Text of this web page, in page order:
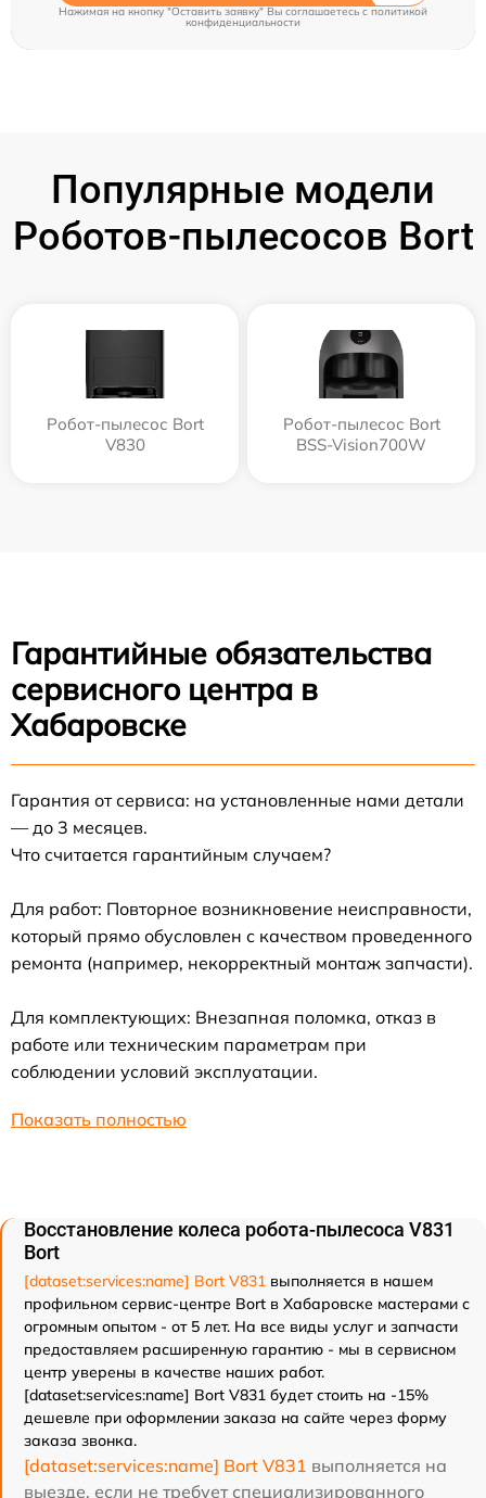
Нажимая на кнопку "Оставить заявку" Вы соглашаетесь cполитикой
конфиденциальности
Популярные модели
Роботов-пылесосов Bort
Робот-пылесос Bort
V830
Робот-пылесос Bort
BSS-Vision700W
Гарантийные обязательства
сервисного центра в
Хабаровске
Гарантия от сервиса: на установленные нами детали
— до 3 месяцев.
Что считается гарантийным случаем?
Для работ: Повторное возникновение неисправности,
который прямо обусловлен с качеством проведенного
ремонта (например, некорректный монтаж запчасти).
Для комплектующих: Внезапная поломка, отказ в
работе или техническим параметрам при
соблюдении условий эксплуатации.
Показать полностью
Восстановление колеса робота-пылесоса V831
Bort
[dataset:services:name] Bort V831 выполняется в нашем
профильном сервис-центре Bort в Хабаровске мастерами с
огромным опытом - от 5 лет. На все виды услуг и запчасти
предоставляем расширенную гарантию - мы в сервисном
центр уверены в качестве наших работ.
[dataset:services:name] Bort V831 будет стоить на -15%
дешевле при оформлении заказа на сайте через форму
заказа звонка.
[dataset:services:name] Bort V831 выполняется на
выезде, если не требует специализированного